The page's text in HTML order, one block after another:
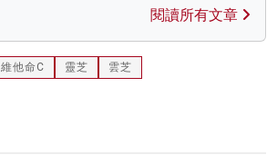
閱讀所有文章
維他命C 靈芝 雲芝